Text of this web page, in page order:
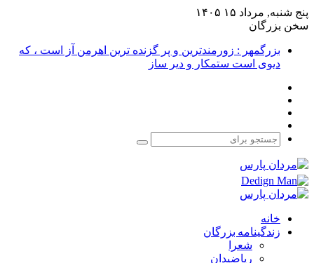
پنج شنبه, مرداد ۱۵ ۱۴۰۵
سخن بزرگان
بزرگمهر : زورمندترین و پر گزنده ترین اهرمن آز است ، که
دیوی است ستمکار و دیر ساز
جستجو
خانه
زندگینامه بزرگان
شعرا
ریاضیدان